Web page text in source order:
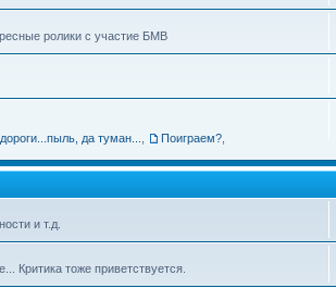
ролики с участие БМВ
да туман... Поиграем?
и т.д.
Критика тоже приветствуется.